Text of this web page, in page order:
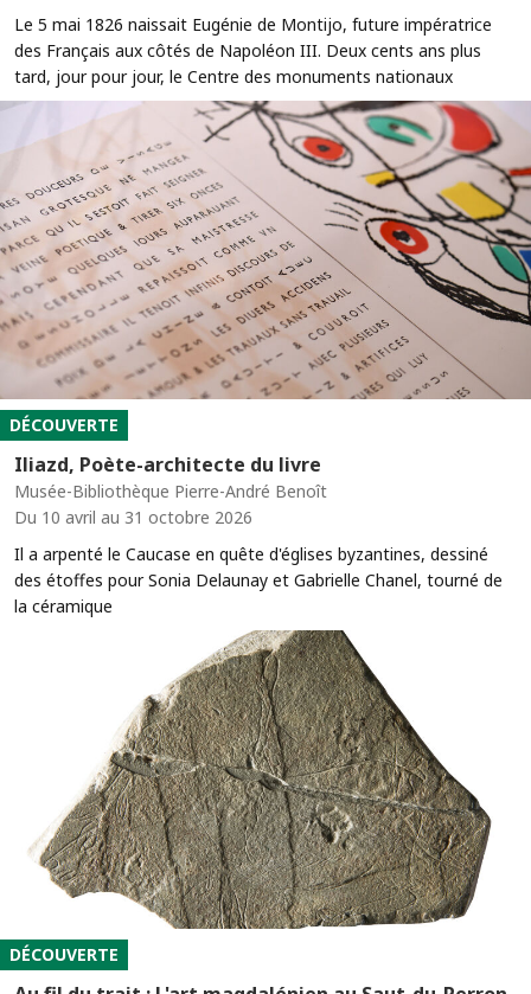
Le 5 mai 1826 naissait Eugénie de Montijo, future impératrice
des Français aux côtés de Napoléon III. Deux cents ans plus
tard, jour pour jour, le Centre des monuments nationaux
DÉCOUVERTE
Iliazd, Poète-architecte du livre
Musée-Bibliothèque Pierre-André Benoît
Du 10 avril au 31 octobre 2026
Il a arpenté le Caucase en quête d'églises byzantines, dessiné
des étoffes pour Sonia Delaunay et Gabrielle Chanel, tourné de
la céramique
DÉCOUVERTE